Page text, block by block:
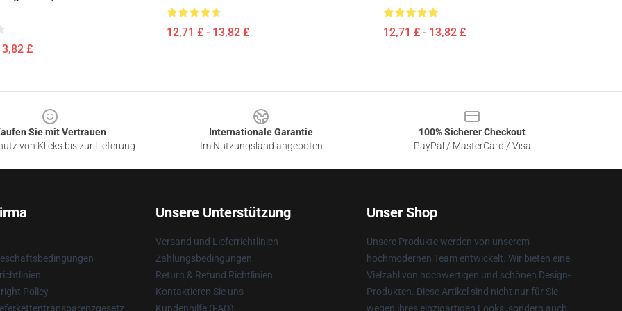
£
12,71 £ - 13,82 £ 12,71 £ - 13,82 £
Sie mit Vertrauen
von Klicks bis zur Lieferung
Internationale Garantie
Im Nutzungsland angeboten
100% Sicherer Checkout
PayPal / MasterCard / Visa
Policy
Unsere Unterstützung
Versand und Lieferrichtlinien
Zahlungsbedingungen
Return & Refund Richtlinien
Kontaktieren Sie uns
Kundenhilfe (FAQ)
Unser Shop
Unsere Produkte werden von unserem
hochmodernen Team entwickelt. Wir bieten eine
Vielzahl von hochwertigen und schönen Design-
Produkten. Diese Artikel sind nicht nur für Sie
wegen ihres einzigartigen Looks, sondern auch